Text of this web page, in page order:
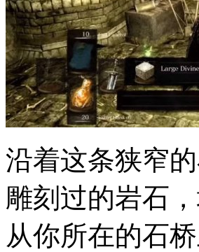
沿着这条狭窄
雕刻过的岩石
从你所在的石